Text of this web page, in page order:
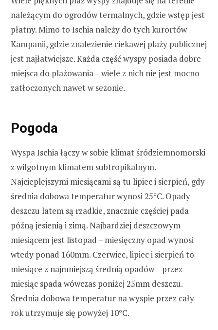
należącym do ogrodów termalnych, gdzie wstęp jest
płatny. Mimo to Ischia należy do tych kurortów
Kampanii, gdzie znalezienie ciekawej plaży publicznej
jest najłatwiejsze. Każda część wyspy posiada dobre
miejsca do plażowania – wiele z nich nie jest mocno
zatłoczonych nawet w sezonie.
Pogoda
Wyspa Ischia łączy w sobie klimat śródziemnomorski
z wilgotnym klimatem subtropikalnym.
Najcieplejszymi miesiącami są tu lipiec i sierpień, gdy
średnia dobowa temperatur wynosi 25°C. Opady
deszczu latem są rzadkie, znacznie częściej pada
późną jesienią i zimą. Najbardziej deszczowym
miesiącem jest listopad – miesięczny opad wynosi
wtedy ponad 160mm. Czerwiec, lipiec i sierpień to
miesiące z najmniejszą średnią opadów – przez
miesiąc spada wówczas poniżej 25mm deszczu.
Średnia dobowa temperatur na wyspie przez cały
rok utrzymuje się powyżej 10°C.